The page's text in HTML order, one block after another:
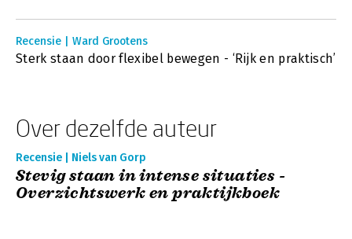
Recensie | Ward Grootens
Sterk staan door flexibel bewegen - ‘Rijk en praktisch’
Over dezelfde auteur
Recensie | Niels van Gorp
Stevig staan in intense situaties -
Overzichtswerk en praktijkboek